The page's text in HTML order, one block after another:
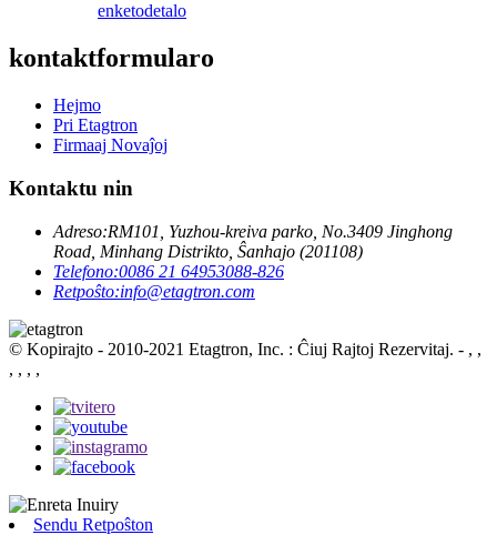
enketodetalo
kontaktformularo
Hejmo
Pri Etagtron
Firmaaj Novaĵoj
Kontaktu nin
Adreso:RM101, Yuzhou-kreiva parko, No.3409 Jinghong
Road, Minhang Distrikto, Ŝanhajo (201108)
Telefono:0086 21 64953088-826
Retpoŝto:info@etagtron.com
© Kopirajto - 2010-2021 Etagtron, Inc. : Ĉiuj Rajtoj Rezervitaj. - , ,
, , , ,
Sendu Retpoŝton